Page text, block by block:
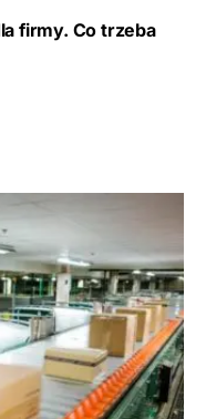
firmy. Co trzeba